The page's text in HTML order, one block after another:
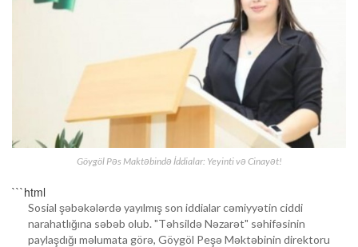
Göygöl Pəs Maktəbində İddialar: Yeyinti və Cinayət!
```html
Sosial şəbəkələrdə yayılmış son iddialar cəmiyyətin ciddi
narahatlığına səbəb olub. "Təhsildə Nəzarət" səhifəsinin
paylaşdığı məlumata görə, Göygöl Peşə Məktəbinin direktoru